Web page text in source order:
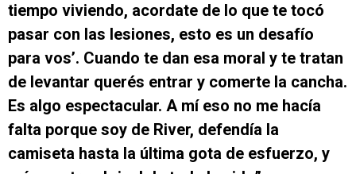
tiempo viviendo, acordate de lo que te tocó
pasar con las lesiones, esto es un desafío
para vos’. Cuando te dan esa moral y te tratan
de levantar querés entrar y comerte la cancha.
Es algo espectacular. A mí eso no me hacía
falta porque soy de River, defendía la
camiseta hasta la última gota de esfuerzo, y